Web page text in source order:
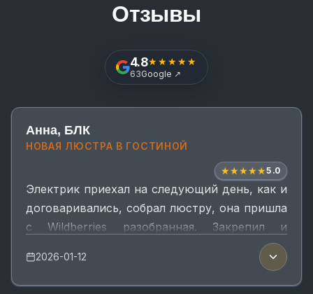
Отзывы
4.8★★★★★
63Google ↗
Открыть отзывы в Google
Анна, БЛК
НОВАЯ ЛЮСТРА В ГОСТИНОЙ
★★★★★5.0
Электрик приехал на следующий день, как и
договаривались, собрал люстру, она пришла
с Wildberries разобранная. Закрепил и
повесил аккуратно, учитывая мои
пожелания. Еще пульт к люстре настроил,
чтобы удобно было управлть. Я очень
2026-01-12